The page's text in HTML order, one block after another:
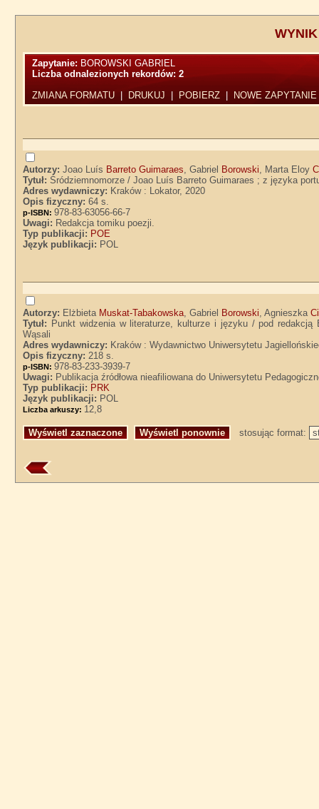
Zapytanie: BOROWSKI GABRIEL
Liczba odnalezionych rekordów:2
ZMIANA FORMATU
DRUKUJ POBIERZ NOWE ZAPYTANIE
Autorzy:Joao Luís Barreto Guimaraes, Gabriel Borowski, Marta Eloy
Tytuł:Śródziemnomorze / Joao Luís Barreto Guimaraes ; z języka
Adres wydawniczy: Kraków : Lokator, 2020
Opis fizyczny:64 s.
p-ISBN:978-83-63056-66-7
Uwagi: Redakcja tomiku poezji.
Typ publikacji: POE
Język publikacji: POL
Autorzy: Elżbieta Muskat-Tabakowska, Gabriel Borowski, Agnieszka
Tytuł: Punkt widzenia w literaturze, kulturze i języku / pod redakcją
Wąsali
Adres wydawniczy: Kraków : Wydawnictwo Uniwersytetu
Opis fizyczny:218 s.
p-ISBN:978-83-233-3939-7
Uwagi: Publikacja źródłowa nieafiliowana do Uniwersytetu
Typ publikacji: PRK
Język publikacji: POL
Liczba arkuszy: 12,8
stosując format: